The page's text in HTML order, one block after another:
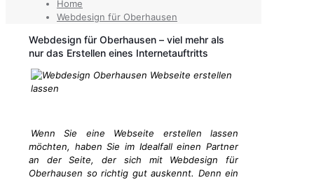
Home
Webdesign für Oberhausen
Webdesign für Oberhausen – viel mehr als
nur das Erstellen eines Internetauftritts
Wenn Sie eine Webseite erstellen lassen
möchten, haben Sie im Idealfall einen Partner
an der Seite, der sich mit Webdesign für
Oberhausen so richtig gut auskennt. Denn ein